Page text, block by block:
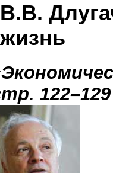
В.В.
жизнь
122–129